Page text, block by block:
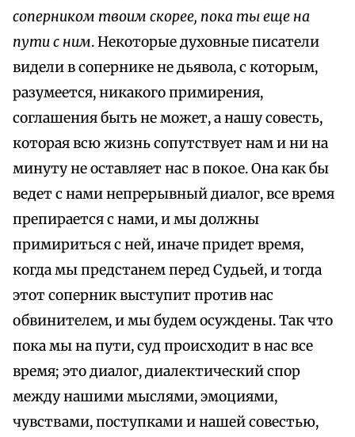
соперником твоим скорее, пока ты еще на
пути с ним. Некоторые духовные писатели
видели в сопернике не дьявола, с которым,
разумеется, никакого примирения,
соглашения быть не может, а нашу совесть,
которая всю жизнь сопутствует нам и ни на
минуту не оставляет нас в покое. Она как бы
ведет с нами непрерывный диалог, все время
препирается с нами, и мы должны
примириться с ней, иначе придет время,
когда мы предстанем перед Судьей, и тогда
этот соперник выступит против нас
обвинителем, и мы будем осуждены. Так что
пока мы на пути, суд происходит в нас все
время; это диалог, диалектический спор
между нашими мыслями, эмоциями,
чувствами, поступками и нашей совестью,